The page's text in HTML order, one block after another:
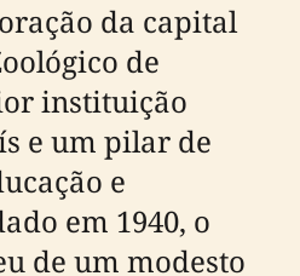
da capital
de
instituição
e um pilar de
e
em 1940, o
de um modesto